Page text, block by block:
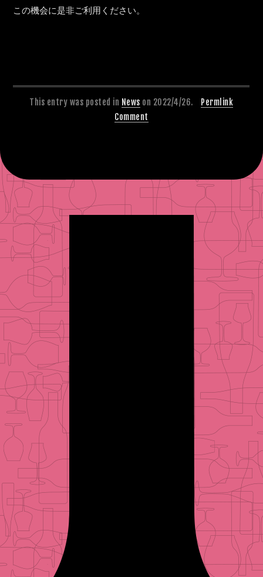
この機会に是非ご利用ください。
This entry was posted in News on 2022/4/26.
Permlink
Comment